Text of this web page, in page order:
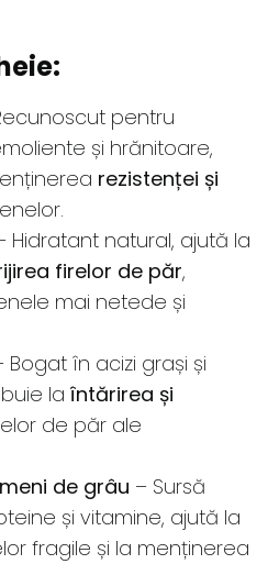
pentru
și hrănitoare,
rezistenței și
Hidratant natural, ajută la
firelor de păr,
mai netede și
Bogat în acizi grași și
la întărirea și
de păr ale
de grâu – Sursă
și vitamine, ajută la
fragile și la menținerea